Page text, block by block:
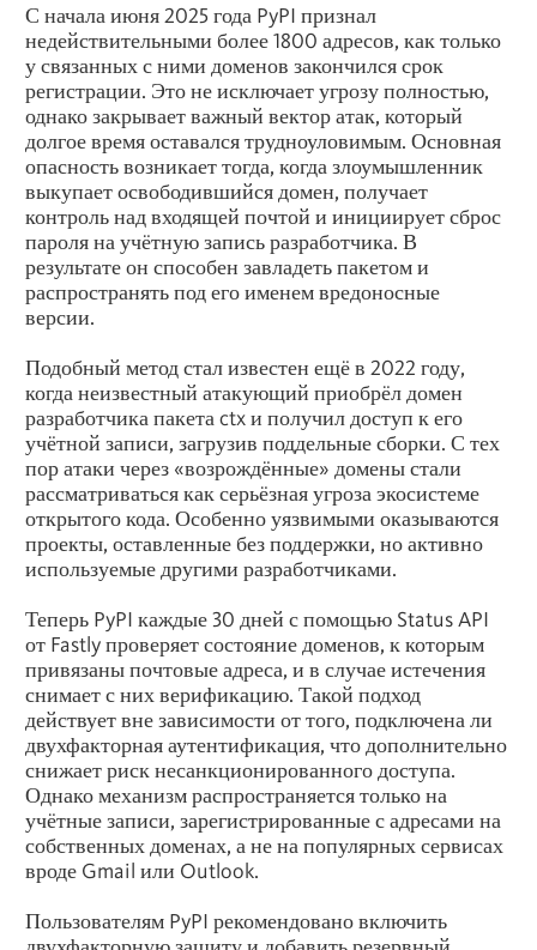
С начала июня 2025 года PyPI признал
недействительными более 1800 адресов, как только
у связанных с ними доменов закончился срок
регистрации. Это не исключает угрозу полностью,
однако закрывает важный вектор атак, который
долгое время оставался трудноуловимым. Основная
опасность возникает тогда, когда злоумышленник
выкупает освободившийся домен, получает
контроль над входящей почтой и инициирует сброс
пароля на учётную запись разработчика. В
результате он способен завладеть пакетом и
распространять под его именем вредоносные
версии.
Подобный метод стал известен ещё в 2022 году,
когда неизвестный атакующий приобрёл домен
разработчика пакета ctx и получил доступ к его
учётной записи, загрузив поддельные сборки. С тех
пор атаки через «возрождённые» домены стали
рассматриваться как серьёзная угроза экосистеме
открытого кода. Особенно уязвимыми оказываются
проекты, оставленные без поддержки, но активно
используемые другими разработчиками.
Теперь PyPI каждые 30 дней с помощью Status API
от Fastly проверяет состояние доменов, к которым
привязаны почтовые адреса, и в случае истечения
снимает с них верификацию. Такой подход
действует вне зависимости от того, подключена ли
двухфакторная аутентификация, что дополнительно
снижает риск несанкционированного доступа.
Однако механизм распространяется только на
учётные записи, зарегистрированные с адресами на
собственных доменах, а не на популярных сервисах
вроде Gmail или Outlook.
Пользователям PyPI рекомендовано включить